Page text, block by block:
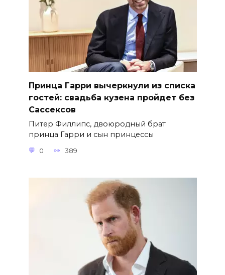
Принца Гарри вычеркнули из списка
гостей: свадьба кузена пройдет без
Сассексов
Питер Филлипс, двоюродный брат
принца Гарри и сын принцессы
0 389